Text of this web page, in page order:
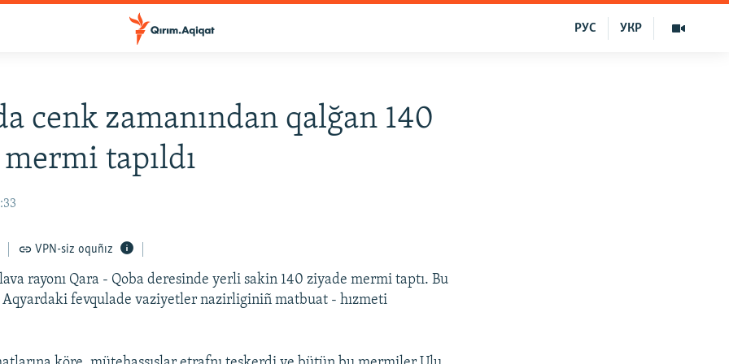
УКР
РУС
cenk zamanından qalğan 140
tapıldı
VPN-siz oquñız
rayonı Qara - Qoba deresinde yerli sakin 140 ziyade mermi taptı. Bu
Aqyardaki fevqulade vaziyetler nazirliginiñ matbuat - hızmeti